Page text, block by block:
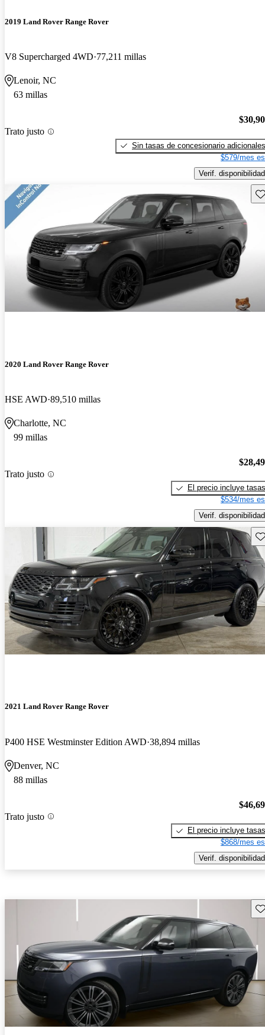
2019 Land Rover Range Rover
V8 Supercharged 4WD 77,211 millas
Lenoir, NC
63 millas
Trato justo
Sin tasas de concesionario adicionales
$579/mes
Verif. disponibilidad
2020 Land Rover Range Rover
HSE AWD 89,510 millas
Charlotte, NC
99 millas
Trato justo
El precio incluye tasas
$534/mes
Verif. disponibilidad
2021 Land Rover Range Rover
P400 HSE Westminster Edition AWD 38,894 millas
Denver, NC
88 millas
Trato justo
El precio incluye tasas
$868/mes
Verif. disponibilidad